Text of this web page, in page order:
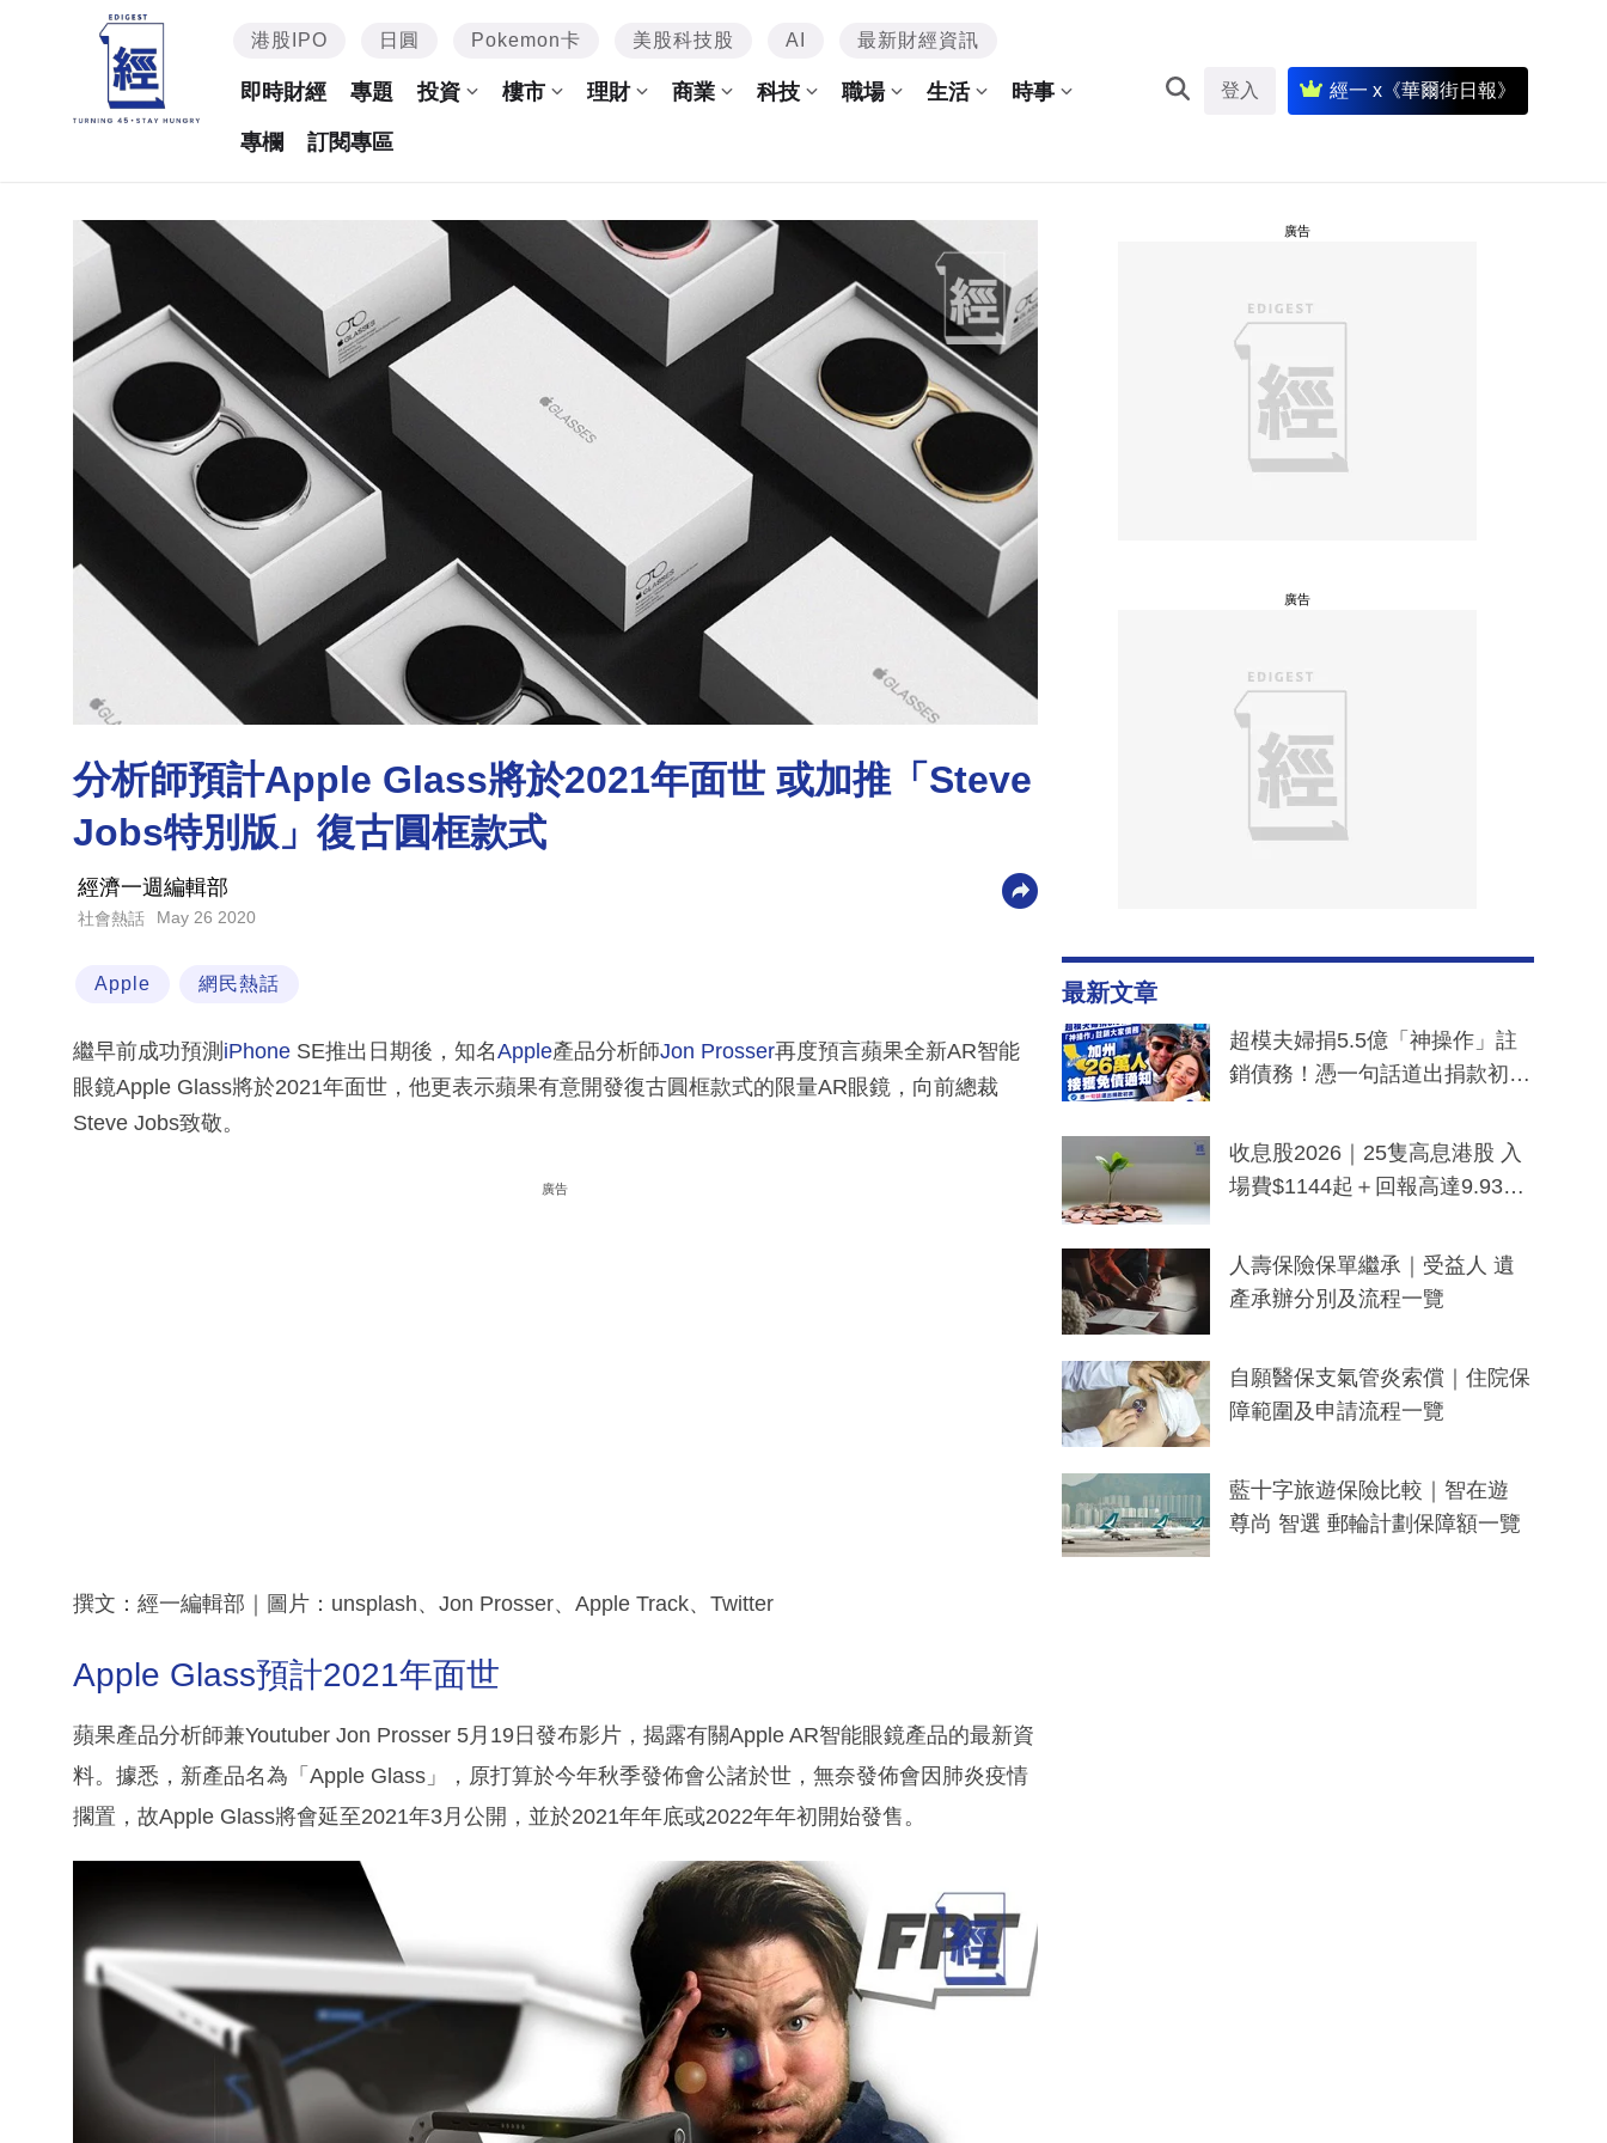
港股IPO 日圓 Pokemon卡 美股科技股 AI 最新財經資訊
即時財經 專題 投資 樓市 理財 商業 科技 職場 生活 時事
專欄 訂閱專區
登入 經一 x《華爾街日報》
分析師預計Apple Glass將於2021年面世 或加推「Steve
Jobs特別版」復古圓框款式
經濟一週編輯部
社會熱話 May 26 2020
Apple 網民熱話
繼早前成功預測 iPhone SE推出日期後，知名Apple產品分析師Jon Prosser再度預言蘋果全新AR智能
眼鏡Apple Glass將於2021年面世，他更表示蘋果有意開發復古圓框款式的限量AR眼鏡，向前總裁
Steve Jobs致敬。
廣告
撰文：經一編輯部｜圖片：unsplash、Jon Prosser、Apple Track、Twitter
Apple Glass預計2021年面世
蘋果產品分析師兼Youtuber Jon Prosser 5月19日發布影片，揭露有關Apple AR智能眼鏡產品的最新資
料。據悉，新產品名為「Apple Glass」，原打算於今年秋季發佈會公諸於世，無奈發佈會因肺炎疫情
擱置，故Apple Glass將會延至2021年3月公開，並於2021年年底或2022年年初開始發售。
廣告
廣告
最新文章
超模夫婦捐5.5億「神操作」註
銷債務！憑一句話道出捐款初
一度被誤當詐騙手段
收息股2026｜25隻高息港股 入
場費$1144起＋回報高達9.93
人壽保險保單繼承｜受益人 遺
產承辦分別及流程一覽
自願醫保支氣管炎索償｜住院保
障範圍及申請流程一覽
藍十字旅遊保險比較｜智在遊
尊尚 智選 郵輪計劃保障額一覽